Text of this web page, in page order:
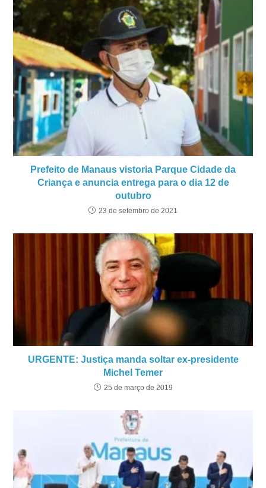
Prefeito de Manaus vistoria Parque Cidade da
Criança e anuncia entrega para o dia 12 de
outubro
23 de setembro de 2021
URGENTE: Justiça manda soltar ex-presidente
Michel Temer
25 de março de 2019